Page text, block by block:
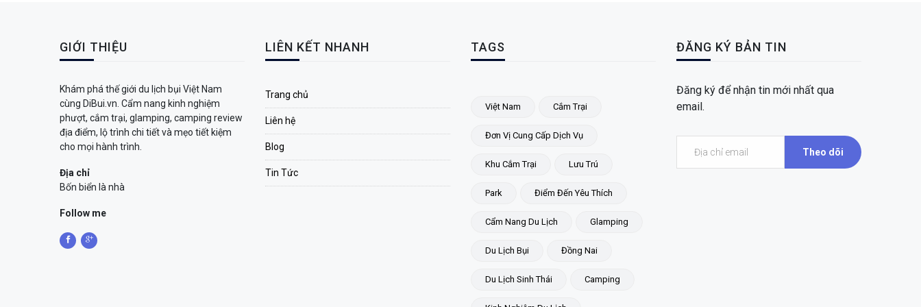
GIỚI THIỆU
Khám phá thế giới du lịch bụi Việt Nam
cùng DiBui.vn. Cẩm nang kinh nghiệm
phượt, cắm trại, glamping, camping review
địa điểm, lộ trình chi tiết và mẹo tiết kiệm
cho mọi hành trình.
Địa chỉ
Bốn biển là nhà
Follow me
LIÊN KẾT NHANH
Trang chủ
Liên hệ
Blog
Tin Tức
TAGS
Việt Nam Cắm Trại
Đơn Vị Cung Cấp Dịch Vụ
Khu Cắm Trại Lưu Trú
Park Điểm Đến Yêu Thích
Cẩm Nang Du Lịch Glamping
Du Lịch Bụi Đồng Nai
Du Lịch Sinh Thái Camping
ĐĂNG KÝ BẢN TIN
Đăng ký để nhận tin mới nhất qua
email.
Theo dõi